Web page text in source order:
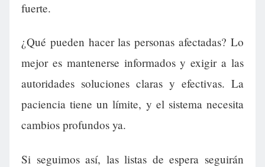
fuerte.
¿Qué pueden hacer las personas afectadas? Lo
mejor es mantenerse informados y exigir a las
autoridades soluciones claras y efectivas. La
paciencia tiene un límite, y el sistema necesita
cambios profundos ya.
Si seguimos así, las listas de espera seguirán